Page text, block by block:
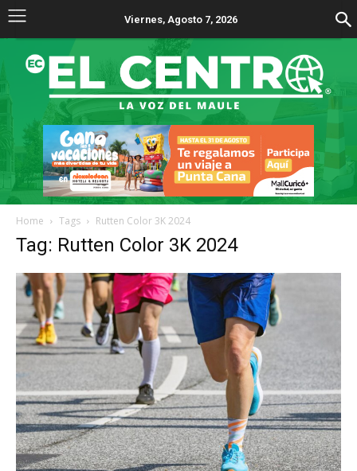
Viernes, Agosto 7, 2026
Home Tags Rutten Color 3K 2024
Tag: Rutten Color 3K 2024